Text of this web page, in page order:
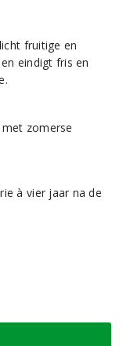
fruitige en
eindigt fris en
zomerse
à vier jaar na de